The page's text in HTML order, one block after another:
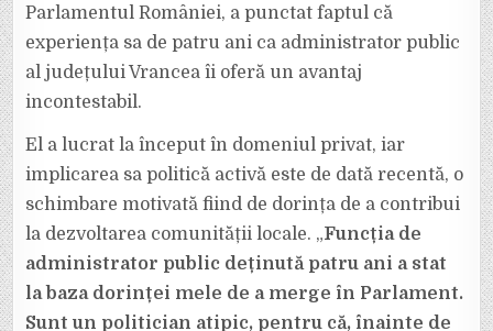
CUNOȘTI
REALITĂȚILE
PARLAMENTARE
Parlamentul României, a punctat faptul că
experiența sa de patru ani ca administrator public
al județului Vrancea îi oferă un avantaj
incontestabil.
El a lucrat la început în domeniul privat, iar
implicarea sa politică activă este de dată recentă, o
schimbare motivată fiind de dorința de a contribui
la dezvoltarea comunității locale. „Funcția de
administrator public deținută patru ani a stat
la baza dorinței mele de a merge în Parlament.
Sunt un politician atipic, pentru că, înainte de